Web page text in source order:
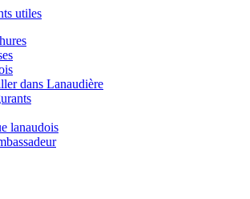
utiles
dans Lanaudière
lanaudois